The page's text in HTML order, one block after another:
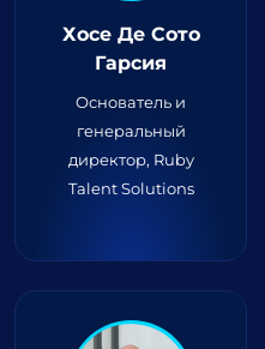
Хосе Де Сото
Гарсия
Основатель и
генеральный
директор, Ruby
Talent Solutions